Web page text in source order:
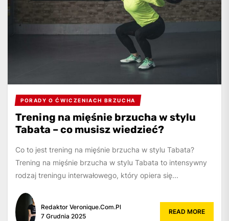
PORADY O ĆWICZENIACH BRZUCHA
Trening na mięśnie brzucha w stylu
Tabata – co musisz wiedzieć?
Co to jest trening na mięśnie brzucha w stylu Tabata?
Trening na mięśnie brzucha w stylu Tabata to intensywny
rodzaj treningu interwałowego, który opiera się...
Redaktor Veronique.com.pl
7 Grudnia 2025
READ MORE